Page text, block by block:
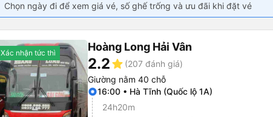
Chọn ngày đi để xem giá vé, số ghế trống và ưu đãi khi đặt vé
Xác nhận tức thì Hoàng Long Hải Vân
2.2star (207 đánh giá)
Giường nằm 40 chỗ
16:00 • Hà Tĩnh (Quốc lộ 1A)
24h20m